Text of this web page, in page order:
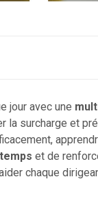
jour avec une
surcharge et
et de
chaque